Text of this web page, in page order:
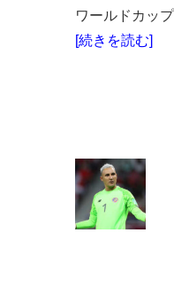
ワールドカッ
[続きを読む]